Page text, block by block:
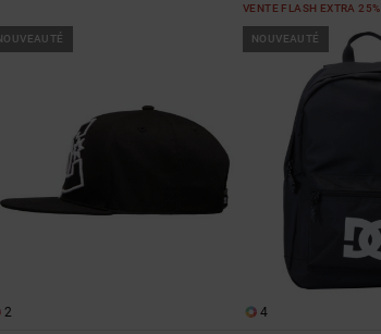
VENTE FLASH EXTRA 25%
2
NOUVEAUTÉ
4